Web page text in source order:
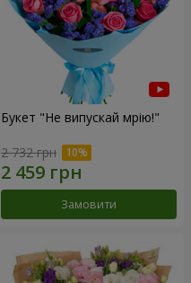
Букет "Не випускай мрію!"
2 732 грн
Замовити